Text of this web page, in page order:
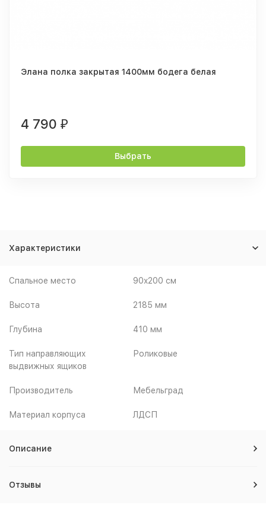
Элана полка закрытая 1400мм бодега белая
4 790 ₽
Выбрать
Характеристики
Спальное место 90x200 см
Высота 2185 мм
Глубина 410 мм
Тип направляющих
выдвижных ящиков
Роликовые
Производитель Мебельград
Материал корпуса ЛДСП
Описание
Отзывы